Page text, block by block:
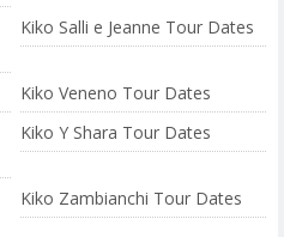
Kiko Salli e Jeanne Tour Dates
Kiko Veneno Tour Dates
Kiko Y Shara Tour Dates
Kiko Zambianchi Tour Dates